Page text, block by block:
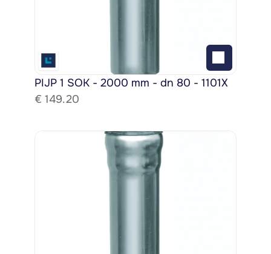
PIJP 1 SOK - 2000 mm - dn 80 - 1101X
€ 149.20